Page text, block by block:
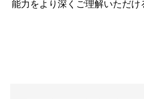
能力をより深くご理解いただけ